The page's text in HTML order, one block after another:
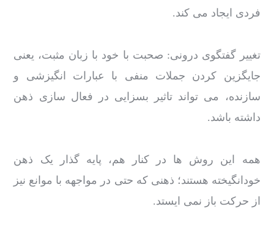
فردی ایجاد می کند.
تغییر گفتگوی درونی: صحبت با خود با زبان مثبت، یعنی
جایگزین کردن جملات منفی با عبارات انگیزشی و
سازنده، می تواند تاثیر بسزایی در فعال سازی ذهن
داشته باشد.
همه این روش ها در کنار هم، پایه گذار یک ذهن
خودانگیخته هستند؛ ذهنی که حتی در مواجهه با موانع نیز
از حرکت باز نمی ایستد.